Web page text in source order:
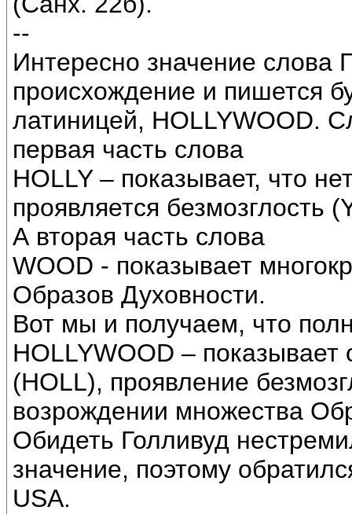
--
Интересно значение
происхождение и пишется
латиницей, HOLLYWOOD.
первая часть слова
HOLLY – показывает, что
проявляется безмозглость
А вторая часть слова
WOOD - показывает
Образов Духовности.
Вот мы и получаем, что
HOLLYWOOD –
(HOLL), проявление
возрождении множества
Обидеть Голливуд
значение, поэтому
USА.